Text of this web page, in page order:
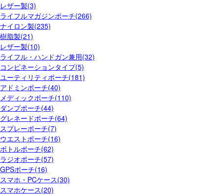
レザー製(3)
ライフルマガジンポーチ(266)
ナイロン製(235)
樹脂製(21)
レザー製(10)
ライフル・ハンドガン兼用(32)
コンビネーションタイプ(5)
ユーティリティポーチ(181)
アドミンポーチ(40)
メディックポーチ(110)
ダンプポーチ(44)
グレネードポーチ(64)
スプレーポーチ(7)
ウエストポーチ(16)
ボトルポーチ(62)
ラジオポーチ(57)
GPSポーチ(16)
スマホ・PCケース(30)
スマホケース(20)